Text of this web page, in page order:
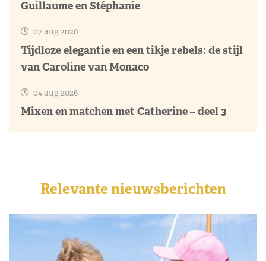
Guillaume en Stéphanie
07 aug 2026
Tijdloze elegantie en een tikje rebels: de stijl
van Caroline van Monaco
04 aug 2026
Mixen en matchen met Catherine – deel 3
Relevante nieuwsberichten